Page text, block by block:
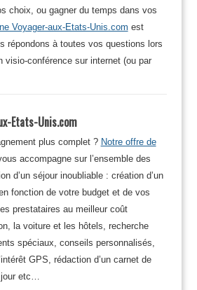
choix, ou gagner du temps dans vos
Voyager-aux-Etats-Unis.com est
répondons à toutes vos questions lors
visio-conférence sur internet (ou par
Etats-Unis.com
plus complet ? Notre offre de
accompagne sur l’ensemble des
d’un séjour inoubliable : création d’un
fonction de votre budget et de vos
prestataires au meilleur coût
la voiture et les hôtels, recherche
spéciaux, conseils personnalisés,
GPS, rédaction d’un carnet de
etc…